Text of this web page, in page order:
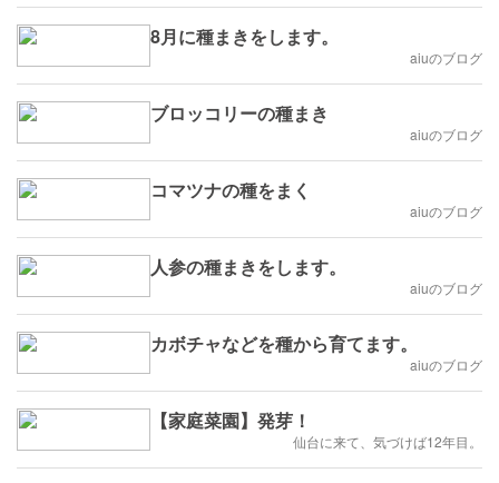
8月に種まきをします。
aiuのブログ
ブロッコリーの種まき
aiuのブログ
コマツナの種をまく
aiuのブログ
人参の種まきをします。
aiuのブログ
カボチャなどを種から育てます。
aiuのブログ
【家庭菜園】発芽！
仙台に来て、気づけば12年目。